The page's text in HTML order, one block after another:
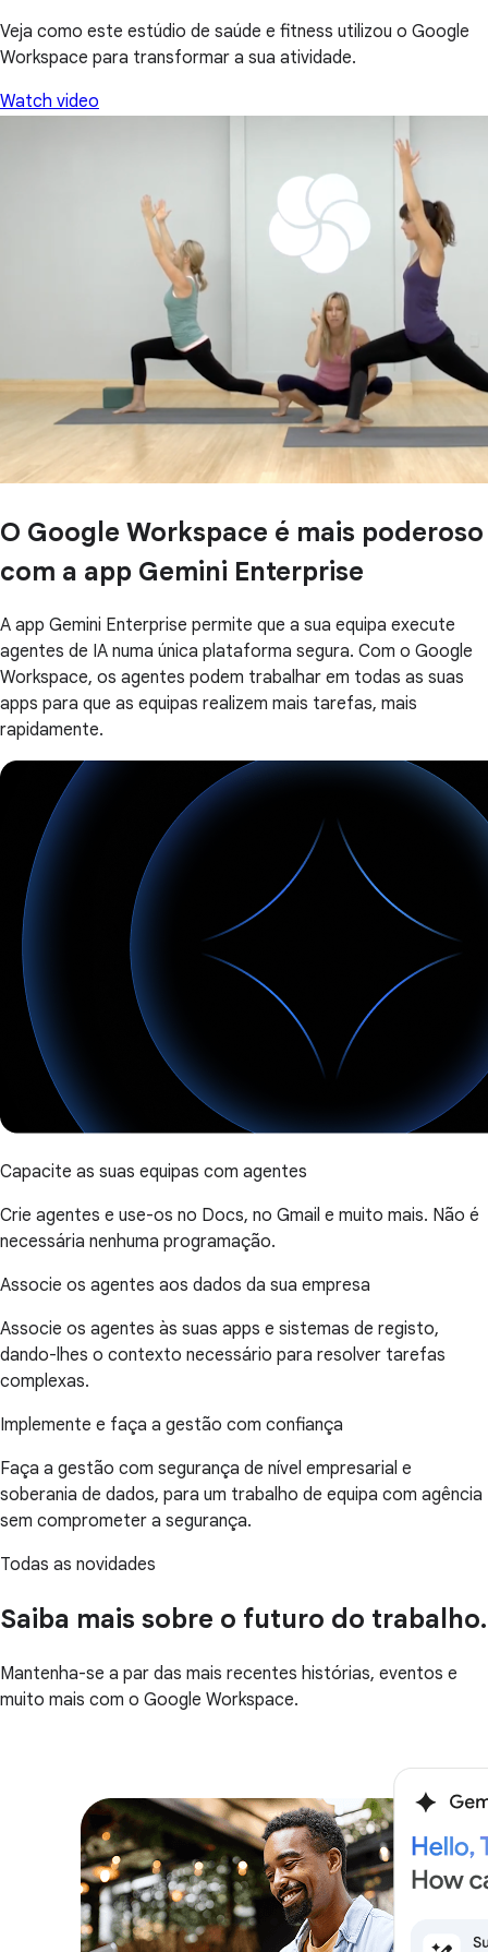
Veja como este estúdio de saúde e fitness utilizou o Google
Workspace para transformar a sua atividade.
Watch video
O Google Workspace é mais poderoso
com a app Gemini Enterprise
A app Gemini Enterprise permite que a sua equipa execute
agentes de IA numa única plataforma segura. Com o Google
Workspace, os agentes podem trabalhar em todas as suas
apps para que as equipas realizem mais tarefas, mais
rapidamente.
Capacite as suas equipas com agentes
Crie agentes e use-os no Docs, no Gmail e muito mais. Não é
necessária nenhuma programação.
Associe os agentes aos dados da sua empresa
Associe os agentes às suas apps e sistemas de registo,
dando-lhes o contexto necessário para resolver tarefas
complexas.
Implemente e faça a gestão com confiança
Faça a gestão com segurança de nível empresarial e
soberania de dados, para um trabalho de equipa com agência
sem comprometer a segurança.
Todas as novidades
Saiba mais sobre o futuro do trabalho.
Mantenha-se a par das mais recentes histórias, eventos e
muito mais com o Google Workspace.